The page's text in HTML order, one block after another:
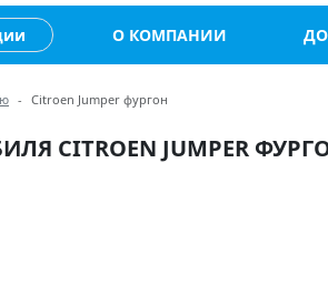
О КОМПАНИИ
Citroen Jumper фургон
CITROEN JUMPER